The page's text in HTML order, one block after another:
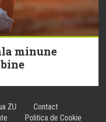
minune
ZU
Contact
Politica de Cookie